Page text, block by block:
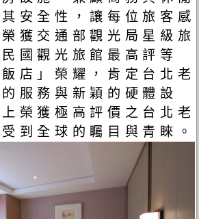
安全性，讓每位旅客感
獲交通部觀光局星級旅
國觀光旅館最高評等
飯店」榮耀，肯定台北老
服務與新穎的硬體設
榮獲極高評價之台北老
到全球的矚目與青睞。